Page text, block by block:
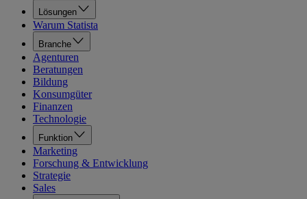
Lösungen
Warum Statista
Branche
Agenturen
Beratungen
Bildung
Konsumgüter
Finanzen
Technologie
Funktion
Marketing
Forschung & Entwicklung
Strategie
Sales